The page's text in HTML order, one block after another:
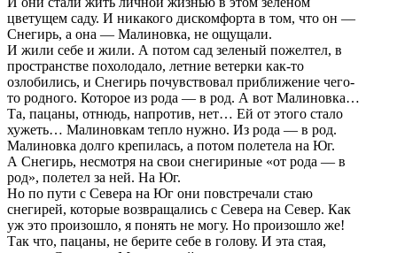
цветущем саду. И никакого дискомфорта в том, что он —
Снегирь, а она — Малиновка, не ощущали.
И жили себе и жили. А потом сад зеленый пожелтел, в
пространстве похолодало, летние ветерки как-то
озлобились, и Снегирь почувствовал приближение чего-
то родного. Которое из рода — в род. А вот Малиновка…
Та, пацаны, отнюдь, напротив, нет… Ей от этого стало
хужеть… Малиновкам тепло нужно. Из рода — в род.
Малиновка долго крепилась, а потом полетела на Юг.
А Снегирь, несмотря на свои снегириные «от рода — в
род», полетел за ней. На Юг.
Но по пути с Севера на Юг они повстречали стаю
снегирей, которые возвращались с Севера на Север. Как
уж это произошло, я понять не могу. Но произошло же!
Так что, пацаны, не берите себе в голову. И эта стая,